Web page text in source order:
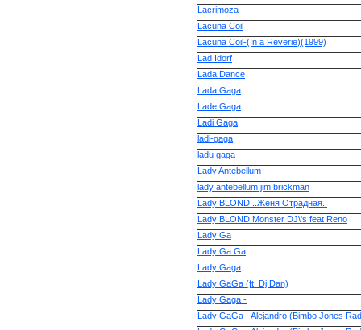
Lacrimoza
Lacuna Coil
Lacuna Coil-(In a Reverie)(1999)
Lad Idorf
Lada Dance
Lada Gaga
Lade Gaga
Ladi Gaga
ladi-gaga
ladu gaga
Lady Antebellum
lady antebellum jim brickman
Lady BLOND ..Женя Отрадная..
Lady BLOND Monster DJ\'s feat Reno
Lady Ga
Lady Ga Ga
Lady Gaga
Lady GaGa (ft. Dj Dan)
Lady Gaga -
Lady GaGa - Alejandro (Bimbo Jones